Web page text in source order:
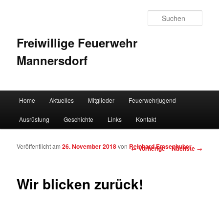
Freiwillige Feuerwehr
Mannersdorf
Zum Inhalt wechseln
Zum sekundären Inhalt wechseln
Home Aktuelles Mitglieder Feuerwehrjugend
Ausrüstung Geschichte Links Kontakt
Artikelnavigation
←Vorherige Nächste →
Wir blicken zurück!
Veröffentlicht am26. November 2018von Reinhard Emsenhuber